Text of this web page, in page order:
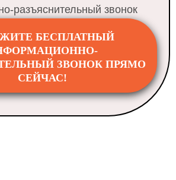
разъяснительный звонок
БЕСПЛАТНЫЙ
ЗВОНОК ПРЯМО
СЕЙЧАС!